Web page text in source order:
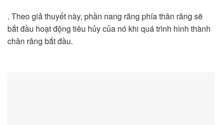
. Theo giả thuyết này, phần nang răng phía thân răng sẽ
bắt đầu hoạt động tiêu hủy của nó khi quá trình hình thành
chân răng bắt đầu.